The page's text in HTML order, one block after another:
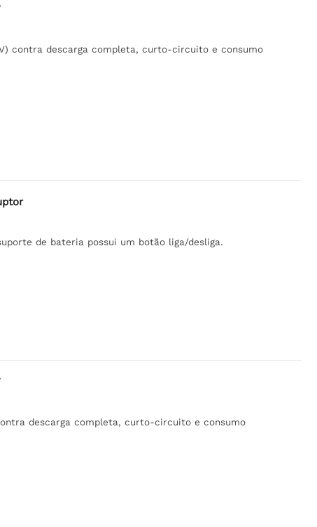
contra descarga completa, curto-circuito e consumo
de bateria possui um botão liga/desliga.
descarga completa, curto-circuito e consumo